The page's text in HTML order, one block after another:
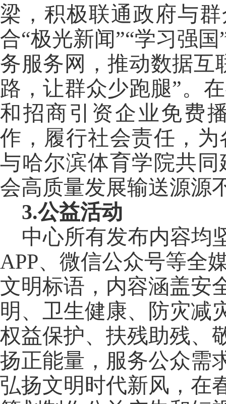
梁，积极联通政府与
合“极光新闻”“学习强
务服务网，推动数据互
路，让群众少跑腿”。
和招商引资企业免费
作，履行社会责任，
与哈尔滨体育学院共
会高质量发展输送源源
3.公益活动
中心所有发布内容均
APP、微信公众号等全
文明标语，内容涵盖安
明、卫生健康、防灾减
权益保护、扶残助残、
扬正能量，服务公众需
弘扬文明时代新风，在